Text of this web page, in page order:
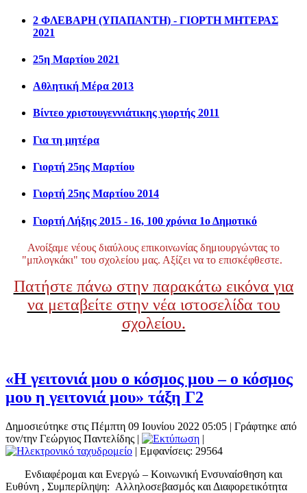
2 ΦΛΕΒΑΡΗ (ΥΠΑΠΑΝΤΗ) - ΓΙΟΡΤΗ ΜΗΤΕΡΑΣ
2021
25η Μαρτίου 2021
Αθλητική Μέρα 2013
Βίντεο χριστουγεννιάτικης γιορτής 2011
Για τη μητέρα
Γιορτή 25ης Μαρτίου
Γιορτή 25ης Μαρτίου 2014
Γιορτή Λήξης 2015 - 16, 100 χρόνια 1ο Δημοτικό
Ανοίξαμε νέους διαύλους επικοινωνίας δημιουργώντας το
"μπλογκάκι" του σχολείου μας. Αξίζει να το επισκέφθεστε.
Πατήστε πάνω στην παρακάτω εικόνα για
να μεταβείτε στην νέα ιστοσελίδα του
σχολείου.
«Η γειτονιά μου ο κόσμος μου – ο κόσμος
μου η γειτονιά μου» τάξη Γ2
Δημοσιεύτηκε στις Πέμπτη 09 Ιουνίου 2022 05:05 | Γράφτηκε από
τον/την Γεώργιος Παντελίδης |
|
| Εμφανίσεις: 29564
Ενδιαφέρομαι και Ενεργώ – Κοινωνική Ενσυναίσθηση και
Ευθύνη , Συμπερίληψη: Αλληλοσεβασμός και Διαφορετικότητα